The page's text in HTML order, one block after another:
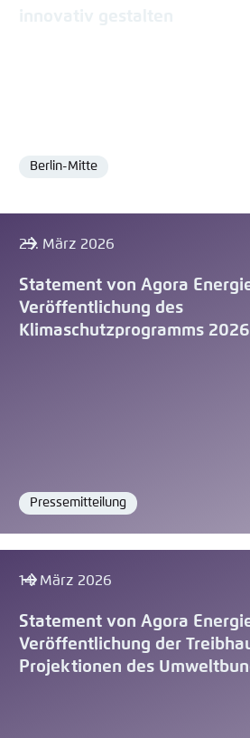
Ort
Berlin-Mitte
25. März 2026
Statement von Agora
Veröffentlichung des
Klimaschutzprogramms 2026
Format
Pressemitteilung
14. März 2026
Statement von Agora
Veröffentlichung der
Projektionen des